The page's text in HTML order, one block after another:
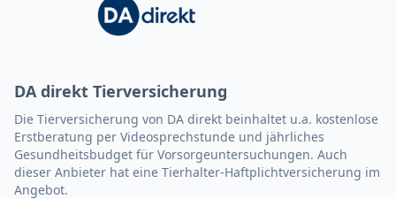
DA direkt Tierversicherung
Die Tierversicherung von DA direkt beinhaltet u.a. kostenlose
Erstberatung per Videosprechstunde und jährliches
Gesundheitsbudget für Vorsorgeuntersuchungen. Auch
dieser Anbieter hat eine Tierhalter-Haftplichtversicherung im
Angebot.